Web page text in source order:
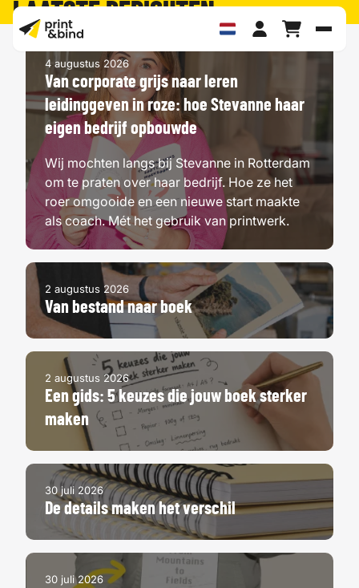
LAATSTE BERICHTEN
4 augustus 2026
Van corporate grijs naar leren
leidinggeven in roze: hoe Stevanne haar
eigen bedrijf opbouwde
Wij mochten langs bij Stevanne in Rotterdam
om te praten over haar bedrijf. Hoe ze het
roer omgooide en een nieuwe start maakte
als coach. Mét het gebruik van printwerk.
2 augustus 2026
Van bestand naar boek
2 augustus 2026
Een gids: 5 keuzes die jouw boek sterker
maken
30 juli 2026
De details maken het verschil
30 juli 2026